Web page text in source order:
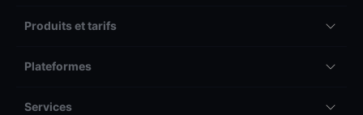
Produits et tarifs
Plateformes
Services